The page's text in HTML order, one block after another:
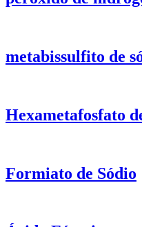
metabissulfito de
Hexametafosfato
Formiato de Sódio